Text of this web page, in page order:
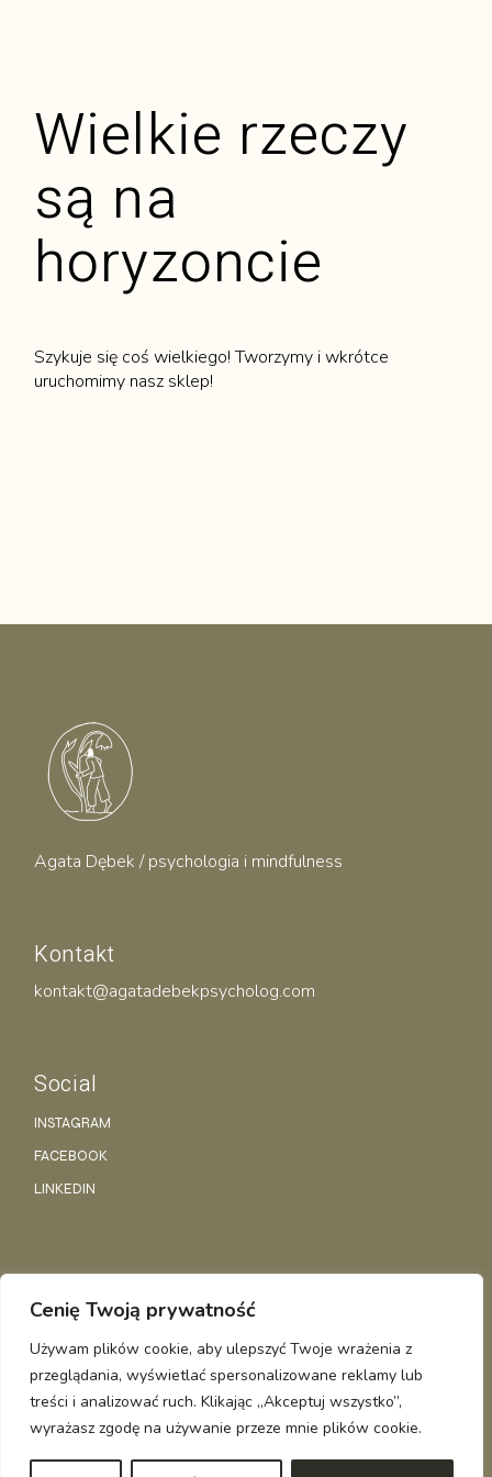
Cenię Twoją prywatność
Używam plików cookie, aby ulepszyć Twoje wrażenia z
przeglądania, wyświetlać spersonalizowane reklamy lub
treści i analizować ruch. Klikając „Akceptuj wszystko”,
wyrażasz zgodę na używanie przeze mnie plików cookie.
Wielkie rzeczy
są na
horyzoncie
Szykuje się coś wielkiego! Tworzymy i wkrótce
uruchomimy nasz sklep!
Agata Dębek / psychologia i mindfulness
Kontakt
kontakt@agatadebekpsycholog.com
Social
INSTAGRAM
FACEBOOK
LINKEDIN
Regulamin
AGATA DĘBEK © WSZELKIE PRAWA ZASTRZEŻONE